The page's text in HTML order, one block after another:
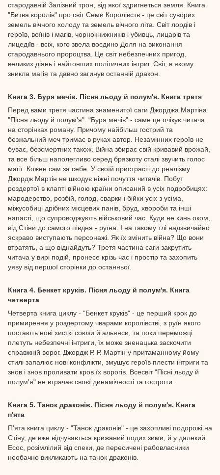
стародавній Залізний трон, від якої здригнеться земля. Книга
"Битва королів" про світ Семи Королівств - це світ суворих
земель вічного холоду та земель вічного літа. Світ лордів і
героїв, воїнів і магів, чорнокнижників і убивць, лицарів та
лицедіїв - всіх, кого звела воєдино Доля на виконання
стародавнього пророцтва. Це світ небезпечних пригод,
великих діянь і найтонших політичних інтриг. Світ, в якому
зникла магія та давно загинув останній дракон.
Книга 3. Буря мечів. Пісня льоду й полум'я. Книга третя
Перед вами третя частина знаменитої саги Джорджа Мартіна
"Пісня льоду й полум'я". "Буря мечів" - саме це очікує читача
на сторінках роману. Причому найбільш гострий та
безжальний меч тримає в руках автор. Незамінних героїв не
буває, безсмертних також. Війна збирає свій кривавий врожай,
та все більш наполегливо серед брязкоту сталі звучить голос
магії. Кожен сам за себе. У своїй пристрасті до реалізму
Джордж Мартін не шкодує ніжні почуття читачів. Побут
роздертої в клапті війною країни описаний в усіх подробицях:
мародерство, розбій, голод, сварки і бійки усіх з усіма,
міжусобиці дрібних місцевих панів, бруд, хвороби та інші
напасті, що супроводжують військовий час. Куди не кинь оком,
від Стіни до самого півдня - руїна. І на такому тлі надзвичайно
яскраво виступають персонажі. Як їх змінить війна? Що вони
втратять, а що віднайдуть? Третя частина саги закрутить
читача у вирі подій, пронесе крізь час і простір та захопить
уяву від першої сторінки до останньої.
Книга 4. Бенкет круків. Пісня льоду й полум'я. Книга
четверта
Четверта книга циклу - "Бенкет круків" - це перший крок до
примирення у роздертому чварами королівстві, з руїн якого
постають нові хисткі союзи й альянси, та поки переможці
плетуть небезпечні інтриги, їх може зненацька заскочити
справжній ворог. Джордж Р. Р. Мартін у притаманному йому
стилі запалює нові конфлікти, змушує героїв плести інтриги та
знов і знов проливати кров їх ворогів. Всесвіт "Пісні льоду й
полум'я" не втрачає своєї динамічності та гостроти.
Книга 5. Танок драконів. Пісня льоду й полум'я. Книга
п'ята
П'ята книга циклу - "Танок драконів" - це захопливі подорожі на
Стіну, де вже відчувається крижаний подих зими, й у далекий
Есос, розімлілий від спеки, де пересичені рабовласники
необачно викликають на танок драконів.